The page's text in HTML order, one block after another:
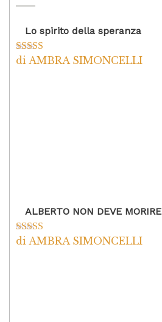
Lo spirito della speranza
Valutato5su
di AMBRA SIMONCELLI
ALBERTO NON DEVE MORIRE
Valutato5su
di AMBRA SIMONCELLI